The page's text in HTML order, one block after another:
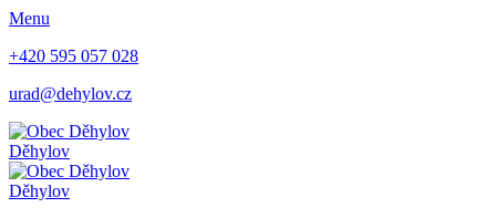
Menu
+420 595 057 028
urad@dehylov.cz
Děhylov
Děhylov